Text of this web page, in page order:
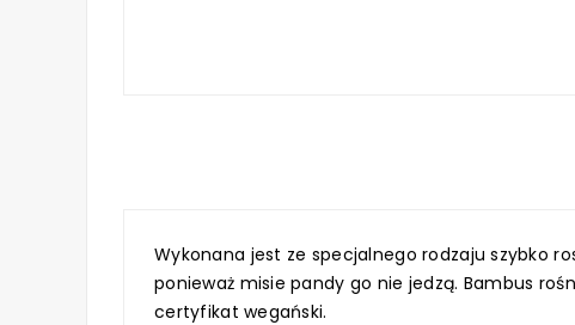
Wykonana jest ze specjalnego rodzaju szybko
ponieważ misie pandy go nie jedzą. Bambus
certyfikat wegański.